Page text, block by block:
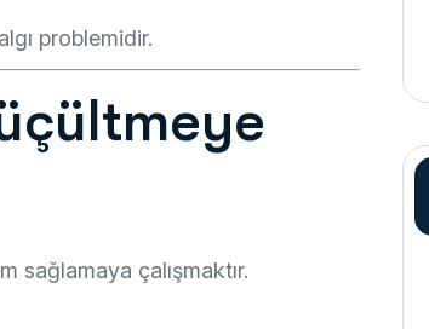
problemidir.
sağlamaya çalışmaktır.